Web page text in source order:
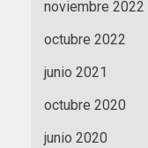
noviembre 2022
octubre 2022
junio 2021
octubre 2020
junio 2020